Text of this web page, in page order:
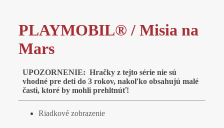
PLAYMOBIL® / Misia na
Mars
UPOZORNENIE: Hračky z tejto série nie sú
vhodné pre deti do 3 rokov, nakoľko obsahujú malé
časti, ktoré by mohli prehltnúť!
Riadkové zobrazenie